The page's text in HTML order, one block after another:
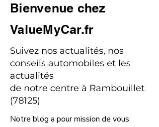
Bienvenue chez
ValueMyCar.fr
Suivez nos actualités, nos
conseils automobiles et les
actualités
de notre centre à Rambouillet
(78125)
Notre blog a pour mission de vous